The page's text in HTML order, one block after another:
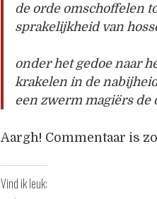
de orde omschoffelen
sprakelijkheid van
onder het gedoe naar
krakelen in de
een zwerm magiërs de
Aargh! Commentaar is
Vind ik leuk: